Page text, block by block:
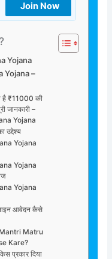
Join Now
Yojana
Yojana –
है ₹11000 की
जानकारी –
Yojana
उद्देश्य
Yojana
Yojana
Yojana
आवेदन कैसे
Matru
Kare?
प्रकार दिया